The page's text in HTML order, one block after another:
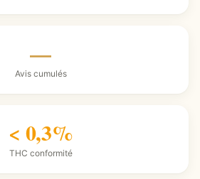
—
Avis cumulés
< 0,3%
THC conformité